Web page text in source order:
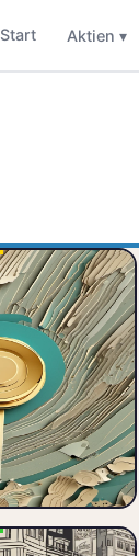
Start Aktien ▾
Gold als Geldanlage
2026: Goldpreis bei
3.200+,
Zentralbanken
kaufen, Zinswende.
Portfolio-Allokation
5-15%, ETFs oder B
🥇 Gold
💎 Edelmetalle
🎯 Diversifikation
🛡️ Krisenschutz